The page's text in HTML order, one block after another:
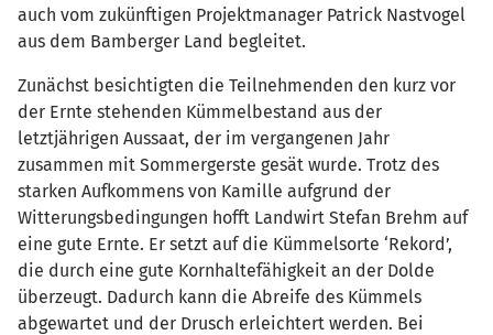
auch vom zukünftigen Projektmanager Patrick Nastvogel
aus dem Bamberger Land begleitet.
Zunächst besichtigten die Teilnehmenden den kurz vor
der Ernte stehenden Kümmelbestand aus der
letztjährigen Aussaat, der im vergangenen Jahr
zusammen mit Sommergerste gesät wurde. Trotz des
starken Aufkommens von Kamille aufgrund der
Witterungsbedingungen hofft Landwirt Stefan Brehm auf
eine gute Ernte. Er setzt auf die Kümmelsorte ‘Rekord’,
die durch eine gute Kornhaltefähigkeit an der Dolde
überzeugt. Dadurch kann die Abreife des Kümmels
abgewartet und der Drusch erleichtert werden. Bei